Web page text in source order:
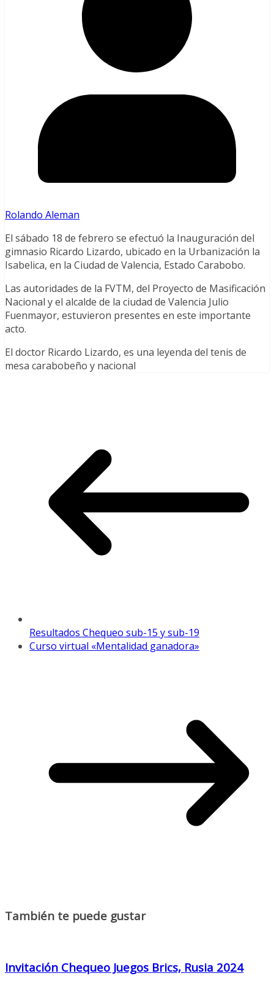
Rolando Aleman
El sábado 18 de febrero se efectuó la Inauguración del
gimnasio Ricardo Lizardo, ubicado en la Urbanización la
Isabelica, en la Ciudad de Valencia, Estado Carabobo.
Las autoridades de la FVTM, del Proyecto de Masificación
Nacional y el alcalde de la ciudad de Valencia Julio
Fuenmayor, estuvieron presentes en este importante
acto.
El doctor Ricardo Lizardo, es una leyenda del tenis de
mesa carabobeño y nacional
Resultados Chequeo sub-15 y sub-19
Curso virtual «Mentalidad ganadora»
También te puede gustar
Invitación Chequeo Juegos Brics, Rusia 2024